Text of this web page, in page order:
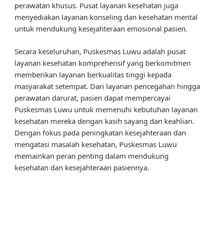
perawatan khusus. Pusat layanan kesehatan juga
menyediakan layanan konseling dan kesehatan mental
untuk mendukung kesejahteraan emosional pasien.
Secara keseluruhan, Puskesmas Luwu adalah pusat
layanan kesehatan komprehensif yang berkomitmen
memberikan layanan berkualitas tinggi kepada
masyarakat setempat. Dari layanan pencegahan hingga
perawatan darurat, pasien dapat mempercayai
Puskesmas Luwu untuk memenuhi kebutuhan layanan
kesehatan mereka dengan kasih sayang dan keahlian.
Dengan fokus pada peningkatan kesejahteraan dan
mengatasi masalah kesehatan, Puskesmas Luwu
memainkan peran penting dalam mendukung
kesehatan dan kesejahteraan pasiennya.